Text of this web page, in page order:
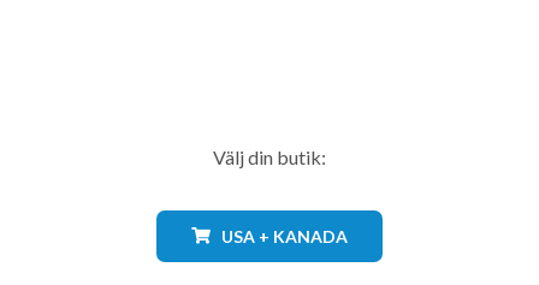
Välj din butik:
USA + KANADA